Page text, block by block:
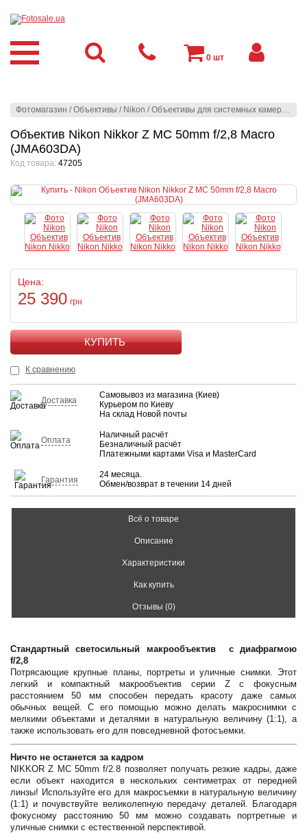
Фотомагазин /Объективы / Nikon /Объективы для системных камер /
Объектив Nikon Nikkor Z MC 50mm f/2,8 Macro
(JMA603DA)
Код товара: 47205
Цена:
25 390 грн
КУПИТЬ
К сравнению
Доставка
Самовывоз из магазина (Киев)
Курьером по Киеву
На склад Новой почты
Оплата
Наличный расчёт
Безналичный расчёт
Платежными картами Visa и MasterCard
Гарантия
24 месяца.
Обмен/возврат в течении 14 дней
Всё о товаре
Описание
Характеристики
Как купить
Отзывы (0)
Стандартный светосильный макрообъектив с диафрагмою
f/2,8
Потрясающие крупные планы, портреты и уличные снимки. Этот
легкий и компактный макрообъектив серии Z с фокусным
расстоянием 50 мм способен передать красоту даже самых
обычных вещей. С его помощью можно делать макроснимки с
мелкими объектами и деталями в натуральную величину (1:1), а
также использовать его для повседневной фотосъемки.
Ничто не останется за кадром
NIKKOR Z MC 50mm f/2.8 позволяет получать резкие кадры, даже
если объект находится в нескольких сентиметрах от передней
линзы! Используйте его для макросъемки в натуральную величину
(1:1) и почувствуйте великолепную передачу деталей. Благодаря
фокусному расстоянию 50 мм можно создавать портретные и
уличные снимки с естественной перспективой.
0 шт